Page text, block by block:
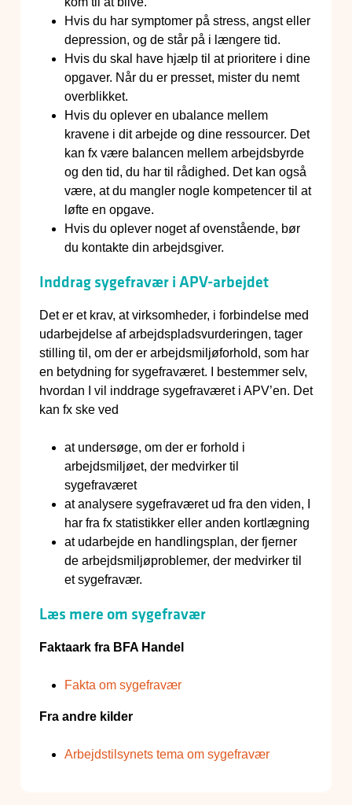
Hvis du har symptomer på stress, angst eller
depression, og de står på i længere tid.
Hvis du skal have hjælp til at prioritere i dine
opgaver. Når du er presset, mister du nemt
overblikket.
Hvis du oplever en ubalance mellem
kravene i dit arbejde og dine ressourcer. Det
kan fx være balancen mellem arbejdsbyrde
og den tid, du har til rådighed. Det kan også
være, at du mangler nogle kompetencer til at
løfte en opgave.
Hvis du oplever noget af ovenstående, bør
du kontakte din arbejdsgiver.
Inddrag sygefravær i APV-arbejdet
Det er et krav, at virksomheder, i forbindelse med
udarbejdelse af arbejdspladsvurderingen, tager
stilling til, om der er arbejdsmiljøforhold, som har
en betydning for sygefraværet. I bestemmer selv,
hvordan I vil inddrage sygefraværet i APV’en. Det
kan fx ske ved
at undersøge, om der er forhold i
arbejdsmiljøet, der medvirker til
sygefraværet
at analysere sygefraværet ud fra den viden, I
har fra fx statistikker eller anden kortlægning
at udarbejde en handlingsplan, der fjerner
de arbejdsmiljøproblemer, der medvirker til
et sygefravær.
Læs mere om sygefravær
Faktaark fra BFA Handel
Fakta om sygefravær
Fra andre kilder
Arbejdstilsynets tema om sygefravær